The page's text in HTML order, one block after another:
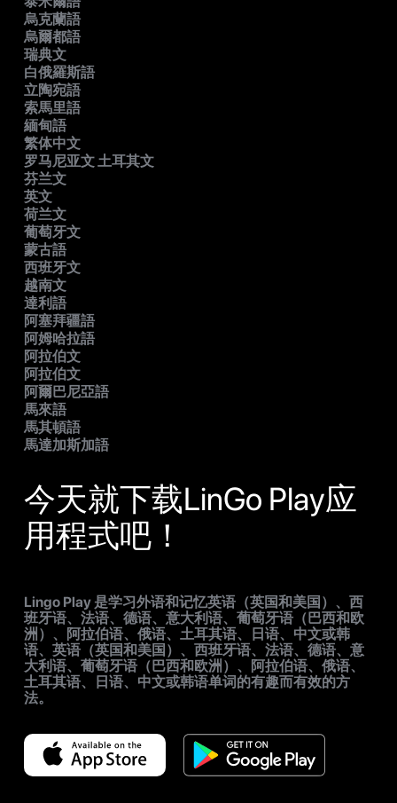
烏克蘭語
烏爾都語
瑞典文
白俄羅斯語
立陶宛語
索馬里語
緬甸語
繁体中文
罗马尼亚文 土耳其文
芬兰文
英文
荷兰文
葡萄牙文
蒙古語
西班牙文
越南文
達利語
阿塞拜疆語
阿姆哈拉語
阿拉伯文
阿拉伯文
阿爾巴尼亞語
馬來語
馬其頓語
馬達加斯加語
今天就下载LinGo Play应
用程式吧！
Lingo Play 是学习外语和记忆英语（英国和美国）、西
班牙语、法语、德语、意大利语、葡萄牙语（巴西和欧
洲）、阿拉伯语、俄语、土耳其语、日语、中文或韩
语、英语（英国和美国）、西班牙语、法语、德语、意
大利语、葡萄牙语（巴西和欧洲）、阿拉伯语、俄语、
土耳其语、日语、中文或韩语单词的有趣而有效的方
法。